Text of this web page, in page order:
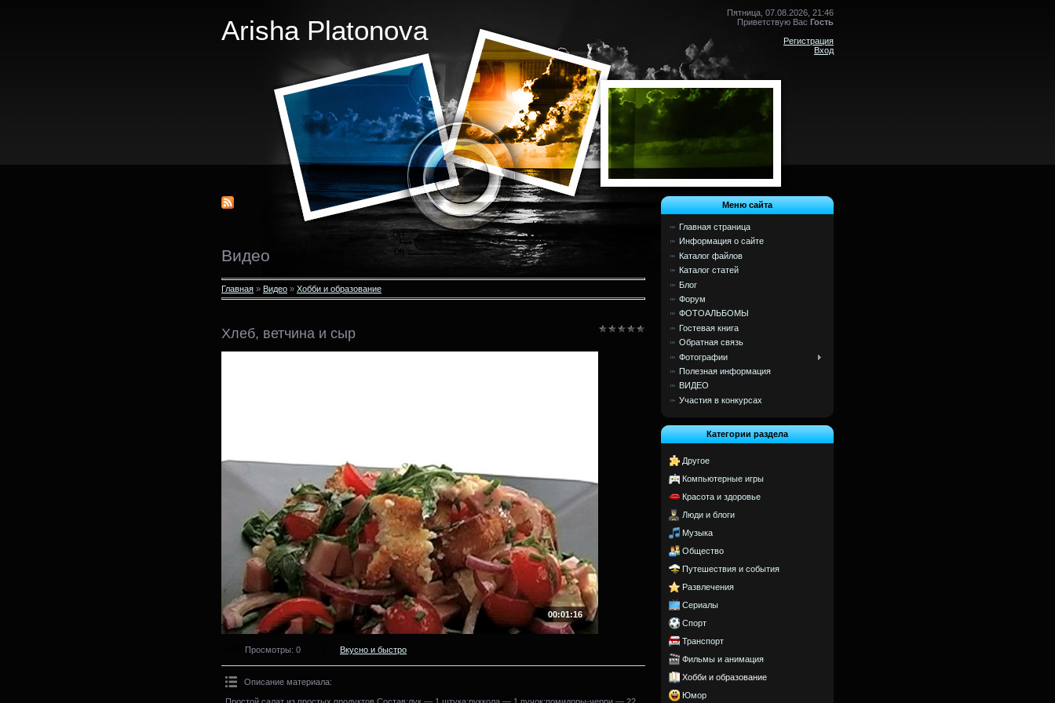
Arisha Platonova
Пятница, 07.08.2026, 21:46
Приветствую Вас Гость
Регистрация
Вход
Видео
Главная » Видео » Хобби и образование
Хлеб, ветчина и сыр
00:01:16
Просмотры: 0 Вкусно и быстро
Описание материала:
Простой салат из простых продуктов.Состав:лук — 1 штука;руккола — 1 пучок;помидоры-черри — 22
Меню сайта
Главная страница
Информация о сайте
Каталог файлов
Каталог статей
Блог
Форум
ФОТОАЛЬБОМЫ
Гостевая книга
Обратная связь
Фотографии
Полезная информация
ВИДЕО
Участия в конкурсах
Категории раздела
Другое
Компьютерные игры
Красота и здоровье
Люди и блоги
Музыка
Общество
Путешествия и события
Развлечения
Сериалы
Спорт
Транспорт
Фильмы и анимация
Хобби и образование
Юмор